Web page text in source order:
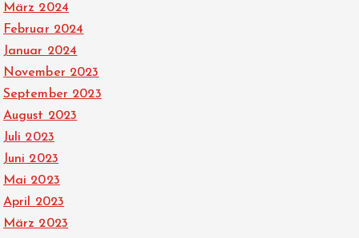
März 2024
Februar 2024
Januar 2024
November 2023
September 2023
August 2023
Juli 2023
Juni 2023
Mai 2023
April 2023
März 2023